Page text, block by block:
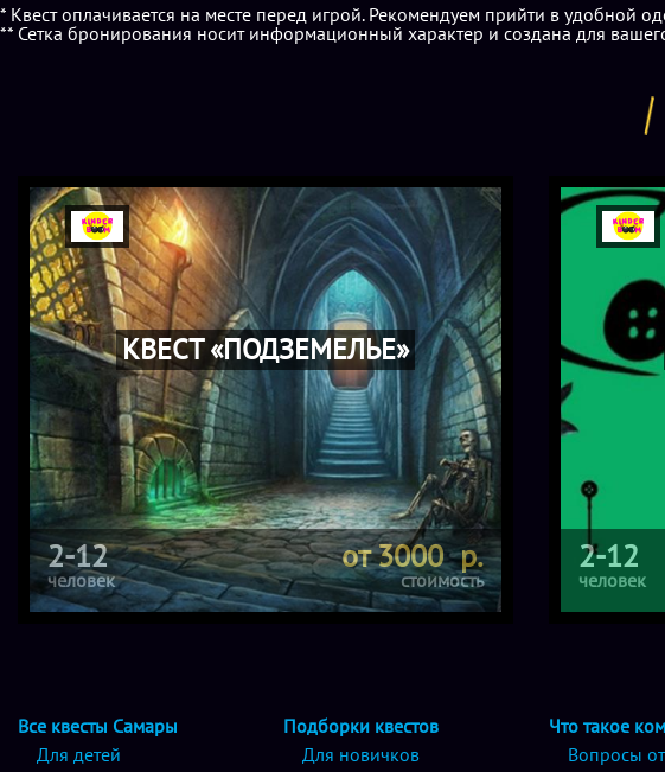
* Квест оплачивается на месте перед игрой. Рекомендуем прийти в удобной
** Сетка бронирования носит информационный характер и создана для
КВЕСТ «ПОДЗЕМЕЛЬЕ»
2-12
человек
от 3000 р.
стоимость
2-12
человек
Все квесты Самары
Для детей
Подборки квестов
Для новичков
Что такое
Вопросы